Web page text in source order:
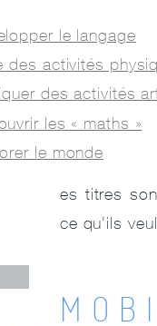
le langage
des activités
des activités
les « maths »
le monde
es titres
ce qu'ils